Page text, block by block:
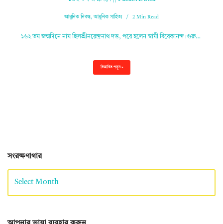
আধুনিক নিবন্ধ,আধুনিক সাহিত্য 2 Min Read
১৬২ তম জন্মদিনে নাম ছিলশ্রীনরেন্দ্রনাথ দত্ত, পরে হলেন স্বামী বিবেকানন্দ।গুরু…
বিস্তারিত পড়ুন »
সংরক্ষণাগার